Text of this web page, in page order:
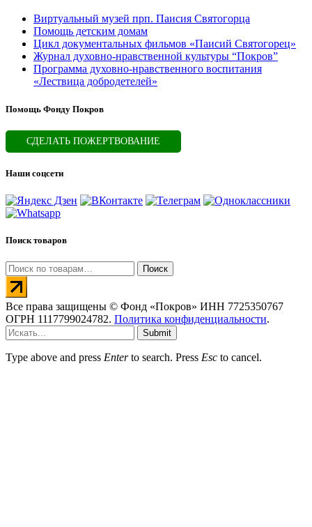
Виртуальный музей прп. Паисия Святогорца
Помощь детским домам
Цикл документальных фильмов «Паисий Святогорец»
Журнал духовно-нравственной культуры “Покров”
Программа духовно-нравственного воспитания
«Лествица добродетелей»
Помощь Фонду Покров
СДЕЛАТЬ ПОЖЕРТВОВАНИЕ
Наши соцсети
Поиск товаров
Искать: Поиск
Все права защищены © Фонд «Покров» ИНН 7725350767
ОГРН 1117799024782. Политика конфиденциальности.
Submit
Type above and press Enterto search. Press Esc to cancel.